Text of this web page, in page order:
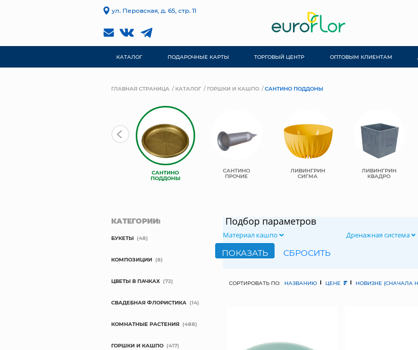
ул. Перовская, д. 65, стр. 11
КАТАЛОГ ПОДАРОЧНЫЕ КАРТЫ ТОРГОВЫЙ ЦЕНТР ОПТОВЫМ КЛИЕНТАМ
ГЛАВНАЯ СТРАНИЦА КАТАЛОГ ГОРШКИ И КАШПО САНТИНО ПОДДОНЫ
САНТИНО
ПОДДОНЫ
САНТИНО
ПРОЧИЕ
ЛИВИНГРИН
СИГМА
ЛИВИНГРИН
КВАДРО
Подбор параметров
Материал кашпо Дренажная система
СОРТИРОВАТЬ ПО: НАЗВАНИЮ ЦЕНЕ НОВИЗНЕ (СНАЧАЛА
КАТЕГОРИИ:
БУКЕТЫ (48)
КОМПОЗИЦИИ (8)
ЦВЕТЫ В ПАЧКАХ (72)
СВАДЕБНАЯ ФЛОРИСТИКА (14)
КОМНАТНЫЕ РАСТЕНИЯ (488)
ГОРШКИ И КАШПО (417)